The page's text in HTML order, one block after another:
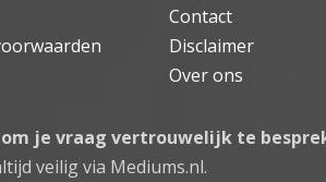
Contact
Disclaimer
Over ons
je vraag vertrouwelijk te
veilig via Mediums.nl.